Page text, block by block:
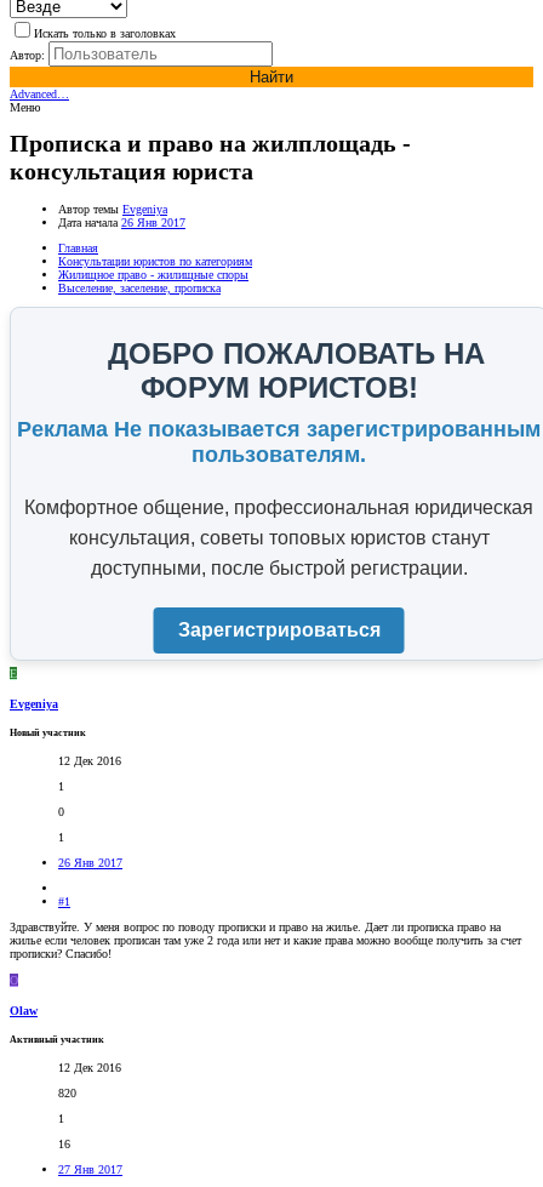
Искать только в заголовках
Автор:
Найти
Advanced…
Меню
Прописка и право на жилплощадь -
консультация юриста
Автор темы Evgeniya
Дата начала 26 Янв 2017
Главная
Консультации юристов по категориям
Жилищное право - жилищные споры
Выселение, заселение, прописка
ДОБРО ПОЖАЛОВАТЬ НА
ФОРУМ ЮРИСТОВ!
Реклама Не показывается зарегистрированным
пользователям.
Комфортное общение, профессиональная юридическая
консультация, советы топовых юристов станут
доступными, после быстрой регистрации.
Зарегистрироваться
E
Evgeniya
Новый участник
12 Дек 2016
1
0
1
26 Янв 2017
#1
Здравствуйте. У меня вопрос по поводу прописки и право на жилье. Дает ли прописка право на
жилье если человек прописан там уже 2 года или нет и какие права можно вообще получить за счет
прописки? Спасибо!
O
Olaw
Активный участник
12 Дек 2016
820
1
16
27 Янв 2017